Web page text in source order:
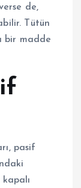
de,
Tütün
bir madde
pasif